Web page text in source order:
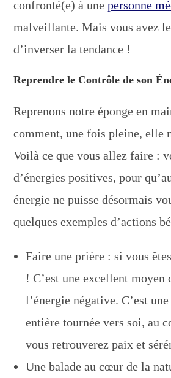
confronté(e) à unepersonne
malveillante. Mais vous avez
d’inverser la tendance !
Reprendre le Contrôle de son
Reprenons notre éponge en
comment, une fois pleine, elle
Voilà ce que vous allez faire :
d’énergies positives, pour
énergie ne puisse désormais
quelques exemples d’actions
Faire une prière : si vous
! C’est une excellent moyen
l’énergie négative. C’est
entière tournée vers soi, au
vous retrouverez paix et
Une balade au cœur de la